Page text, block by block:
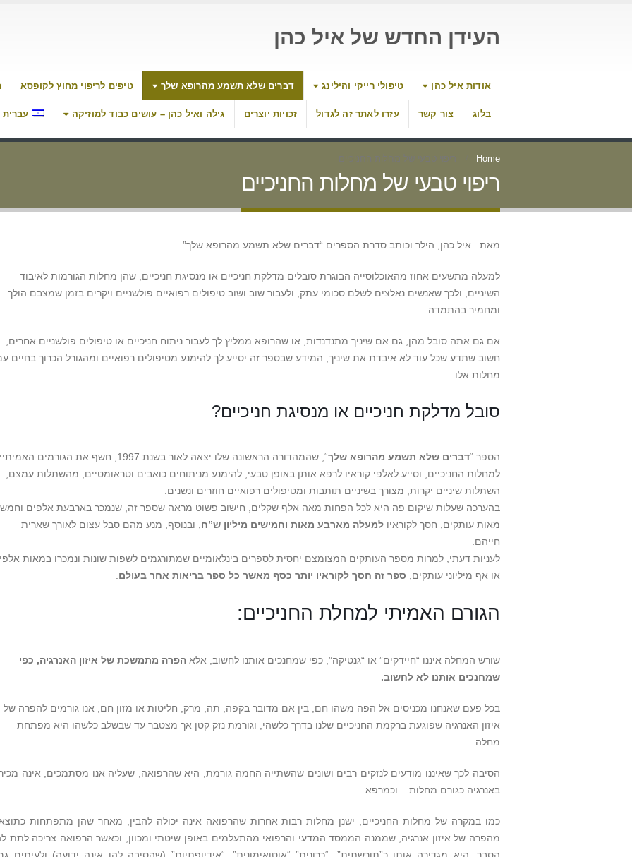
העידן החדש של איל כהן
אודות איל כהן טיפולי רייקי והילינג דברים שלא תשמע מהרופא שלך טיפים לריפוי מחוץ לקופסא
בלוג צור קשר עזרו לאתר זה לגדול זכויות יוצרים גילה ואיל כהן – עושים כבוד למוזיקה עברית
Home ריפוי טבעי של מחלות החניכיים
ריפוי טבעי של מחלות החניכיים
מאת : איל כהן, הילר וכותב סדרת הספרים “דברים שלא תשמע מהרופא שלך”
למעלה מתשעים אחוז מהאוכלוסייה הבוגרת סובלים מדלקת חניכיים או מנסיגת חניכיים, שהן מחלות הגורמות לאיבוד
השיניים, ולכך שאנשים נאלצים לשלם סכומי עתק, ולעבור שוב ושוב טיפולים רפואיים פולשניים ויקרים בזמן שמצבם הולך
ומחמיר בהתמדה.
אם גם אתה סובל מהן, גם אם שיניך מתנדנדות, או שהרופא ממליץ לך לעבור ניתוח חניכיים או טיפולים פולשניים אחרים,
חשוב שתדע שכל עוד לא איבדת את שיניך, המידע שבספר זה יסייע לך להימנע מטיפולים רפואיים ומהגורל הכרוך בחיים
מחלות אלו.
סובל מדלקת חניכיים או מנסיגת חניכיים?
הספר “דברים שלא תשמע מהרופא שלך
“, שהמהדורה הראשונה שלו יצאה לאור בשנת 1997, חשף את הגורמים
למחלות החניכיים, וסייע לאלפי קוראיו לרפא אותן באופן טבעי, להימנע מניתוחים כואבים וטראומטיים, מהשתלות עמצם,
השתלות שיניים יקרות, מצורך בשיניים תותבות ומטיפולים רפואיים חוזרים ונשנים.
בהערכה שעלות שיקום פה היא לכל הפחות מאה אלף שקלים, חישוב פשוט מראה שספר זה, שנמכר בארבעת אלפים וחמש
מאות עותקים, חסך לקוראיו למעלה מארבע מאות וחמישים מיליון ש”ח , ובנוסף, מנע מהם סבל עצום לאורך שארית
חייהם.
לעניות דעתי, למרות מספר העותקים המצומצם יחסית לספרים בינלאומיים שמתורגמים לשפות שונות ונמכרו במאות אלפי
או אף מיליוני עותקים, ספר זה חסך לקוראיו יותר כסף מאשר כל ספר בריאות אחר בעולם
הגורם האמיתי למחלת החניכיים:
שורש המחלה איננו “חיידקים” או “גנטיקה”, כפי שמחנכים אותנו לחשוב, אלא הפרה מתמשכת של איזון האנרגיה, כפי
שמחנכים אותנו לא לחשוב.
בכל פעם שאנחנו מכניסים אל הפה משהו חם, בין אם מדובר בקפה, תה, מרק, חליטות או מזון חם, אנו גורמים להפרה של
איזון האנרגיה שפוגעת ברקמת החניכיים שלנו בדרך כלשהי, וגורמת נזק קטן אך מצטבר עד שבשלב כלשהו היא מפתחת
מחלה.
הסיבה לכך שאיננו מודעים לנזקים רבים ושונים שהשתייה החמה גורמת, היא שהרפואה, שעליה אנו מסתמכים, אינה
באנרגיה כגורם מחלות – וכמרפא.
כמו במקרה של מחלות החניכיים, ישנן מחלות רבות אחרות שהרפואה אינה יכולה להבין, מאחר שהן מתפתחות
מהפרה של איזון אנרגיה, שממנה הממסד המדעי והרפואי מהתעלמים באופן שיטתי ומכוון, וכאשר הרפואה צריכה לתת